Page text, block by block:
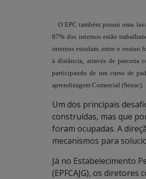
O EPC também possui uma
87% dos internos estão
internos estudam, entre o ensino
à distância, através de parceria
participando de um curso de
aprendizagem Comercial (Senac).
Um dos principais
construídas, mas que
foram ocupadas. A
mecanismos para
Já no Estabelecimento
(EPFCAJG), os